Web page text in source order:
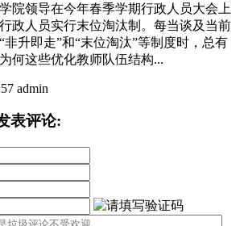
院领导在今年春季学期行政人员大会上
政人员实行末位淘汰制。每当谈及当前
非升即走”和“末位淘汰”等制度时，总有
何这些优化教师队伍结构...
admin
表评论: